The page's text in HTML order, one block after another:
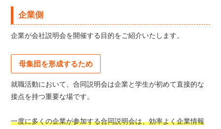
企業側
企業が会社説明会を開催する目的をご紹介いたします。
母集団を形成するため
就職活動において、合同説明会は企業と学生が初めて直接的な
接点を持つ重要な場です。
一度に多くの企業が参加する合同説明会は、効率よく企業情報